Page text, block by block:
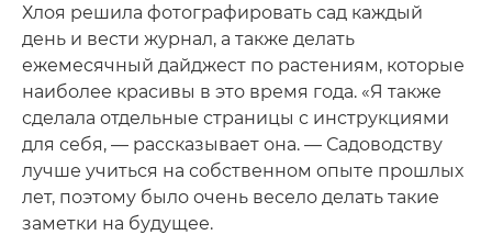
Хлоя решила фотографировать сад каждый
день и вести журнал, а также делать
ежемесячный дайджест по растениям, которые
наиболее красивы в это время года. «Я также
сделала отдельные страницы с инструкциями
для себя, — рассказывает она. — Садоводству
лучше учиться на собственном опыте прошлых
лет, поэтому было очень весело делать такие
заметки на будущее.